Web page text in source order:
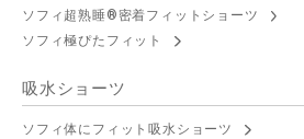
ソフィ超熟睡®密着フィットショーツ
ソフィ極ぴたフィット
吸水ショーツ
ソフィ体にフィット吸水ショーツ